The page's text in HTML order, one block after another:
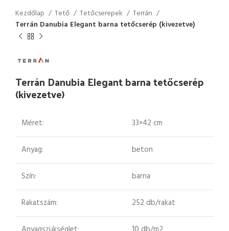
Kezdőlap Tető Tetőcserepek
Terrán
Terrán Danubia Elegant barna tetőcserép (kivezetve)
Terrán Danubia Elegant barna tetőcserép
(kivezetve)
Méret: 33×42 cm
Anyag: beton
Szín: barna
Rakatszám: 252 db/rakat